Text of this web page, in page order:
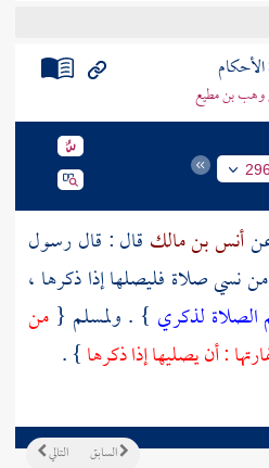
وهب بن مطيع
296
أنس بن مالك قال : قال رسول
نسي صلاة فليصلها إذا ذكرها ،
الصلاة لذكري } . ولمسلم { من
: أن يصليها إذا ذكرها} .
التالي السابق